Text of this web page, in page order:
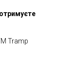
Tramp